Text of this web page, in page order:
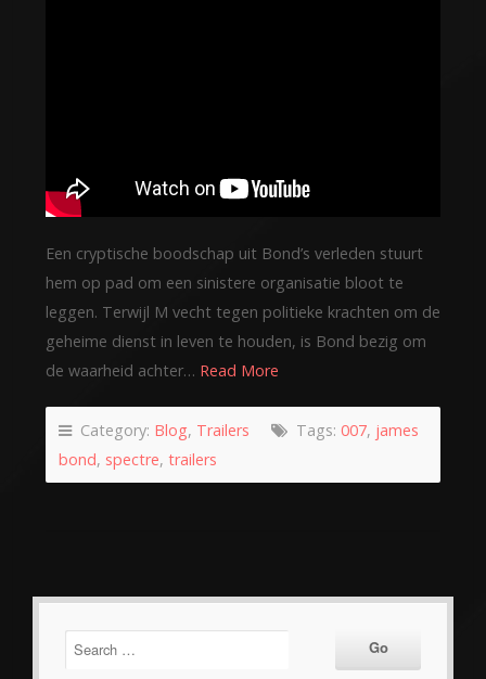
Een cryptische boodschap uit Bond’s verleden stuurt
hem op pad om een sinistere organisatie bloot te
leggen. Terwijl M vecht tegen politieke krachten om de
geheime dienst in leven te houden, is Bond bezig om
de waarheid achter… Read More
Category: Blog, Trailers Tags: 007, james
bond, spectre, trailers